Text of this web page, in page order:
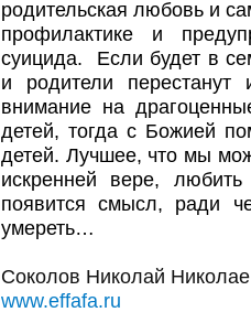
родительская любовь и
профилактике и
суицида. Если будет в
и родители перестанут
внимание на
детей, тогда с Божией
детей. Лучшее, что мы
искренней вере,
появится смысл, ради
умереть…
Соколов Николай
www.effafa.ru